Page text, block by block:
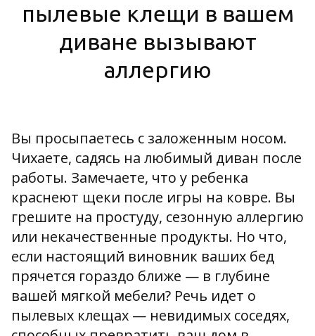
пылевые клещи в вашем
диване вызывают
аллергию
Вы просыпаетесь с заложенным носом.
Чихаете, садясь на любимый диван после
работы. Замечаете, что у ребенка
краснеют щеки после игры на ковре. Вы
грешите на простуду, сезонную аллергию
или некачественные продукты. Но что,
если настоящий виновник ваших бед
прячется гораздо ближе — в глубине
вашей мягкой мебели? Речь идет о
пылевых клещах — невидимых соседях,